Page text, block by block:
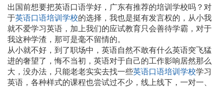
出国前想要把英语口语学好，广东有推荐的培训学校吗？对
于英语口语培训学校的选择，我也是挺有发言权的，从小我
就不爱学习英语，加上我们的应试教育只会善待学霸，对于
我这种学渣，那可是毫不留情的。
从小就不好，到了职场中，英语自然不敢有什么英语突飞猛
进的奢望了，悔不当初，英语对于自己的工作影响居然那么
大，没办法，只能老老实实去找一些英语口语培训学校学习
英语，各种样式的课程也尝试过不少，线上线下，一对一、